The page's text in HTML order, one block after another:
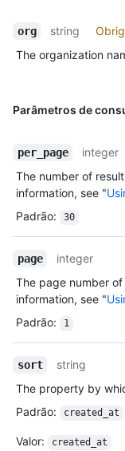
org string
The organization
Parâmetros de
per_page
integer
The number of
information, see "
Padrão: 30
page
integer
The page number
information, see "
Padrão: 1
sort
string
The property by
Padrão: created_at
Valor: created_at